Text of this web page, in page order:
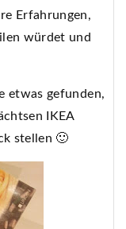
Erfahrungen,
würdet und
etwas gefunden,
IKEA
stellen 🙂